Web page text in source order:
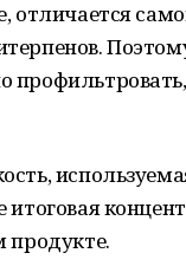
отличается
итоговая
продукте.